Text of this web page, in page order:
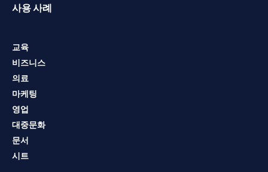
사용 사례
교육
비즈니스
의료
마케팅
영업
대중문화
문서
시트